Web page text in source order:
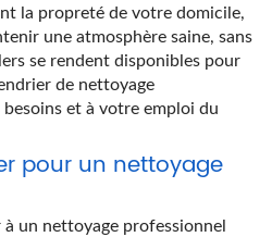
la propreté de votre domicile,
une atmosphère saine, sans
se rendent disponibles pour
de nettoyage
et à votre emploi du
pour un nettoyage
un nettoyage professionnel